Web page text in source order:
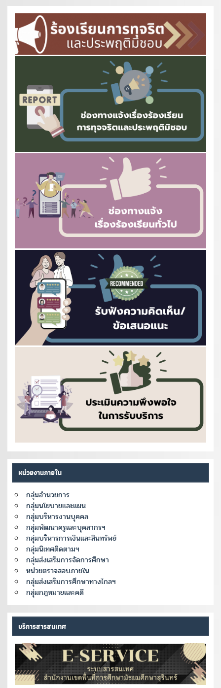
หน่วยงานภายใน
กลุ่มอำนวยการ
กลุ่มนโยบายและแผน
กลุ่มบริหารงานบุคคล
กลุ่มพัฒนาครูและบุคลากรฯ
กลุ่มบริหารการเงินและสินทรัพย์
กลุ่มนิเทศติดตามฯ
กลุ่มส่งเสริมการจัดการศึกษา
หน่วยตรวจสอบภายใน
กลุ่มส่งเสริมการศึกษาทางไกลฯ
กลุ่มกฎหมายและคดี
บริการสารสนเทศ